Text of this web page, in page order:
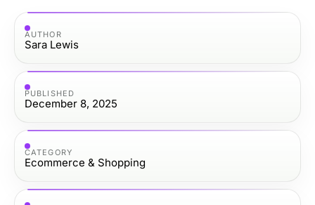
AUTHOR
Sara Lewis
PUBLISHED
December 8, 2025
CATEGORY
Ecommerce & Shopping